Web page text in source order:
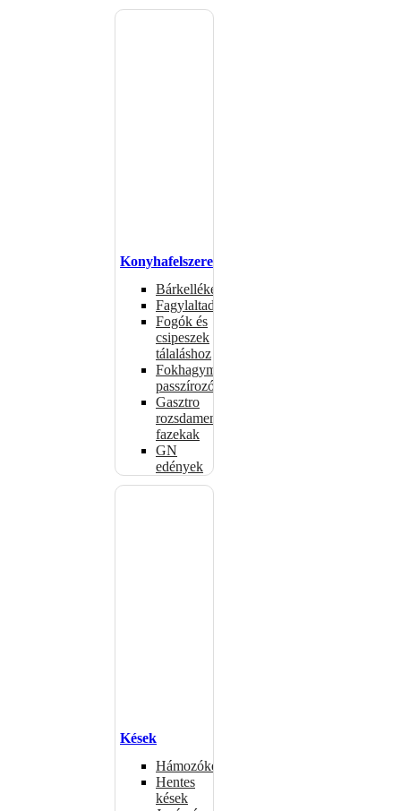
Konyhafelszerelés
Bárkellékek
Fagylaltadagolók
Fogók és
csipeszek
tálaláshoz
Fokhagymaprések,
passzírozók
Gasztro
rozsdamentes
fazekak
GN
edények
Kések
Hámozókések
Hentes
kések